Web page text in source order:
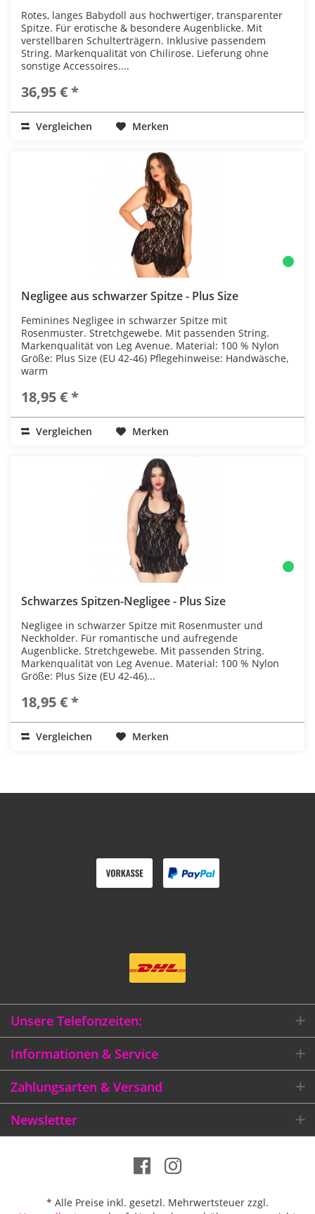
Rotes, langes Babydoll aus hochwertiger, transparenter
Spitze. Für erotische & besondere Augenblicke. Mit
verstellbaren Schulterträgern. Inklusive passendem
String. Markenqualität von Chilirose. Lieferung ohne
sonstige Accessoires....
36,95 € *
Vergleichen Merken
Negligee aus schwarzer Spitze - Plus Size
Feminines Negligee in schwarzer Spitze mit
Rosenmuster. Stretchgewebe. Mit passenden String.
Markenqualität von Leg Avenue. Material: 100 % Nylon
Größe: Plus Size (EU 42-46) Pflegehinweise: Handwäsche,
warm
18,95 € *
Vergleichen Merken
Schwarzes Spitzen-Negligee - Plus Size
Negligee in schwarzer Spitze mit Rosenmuster und
Neckholder. Für romantische und aufregende
Augenblicke. Stretchgewebe. Mit passenden String.
Markenqualität von Leg Avenue. Material: 100 % Nylon
Größe: Plus Size (EU 42-46)...
18,95 € *
Vergleichen Merken
Unsere Telefonzeiten:
Informationen & Service
Zahlungsarten & Versand
Newsletter
* Alle Preise inkl. gesetzl. Mehrwertsteuer zzgl.